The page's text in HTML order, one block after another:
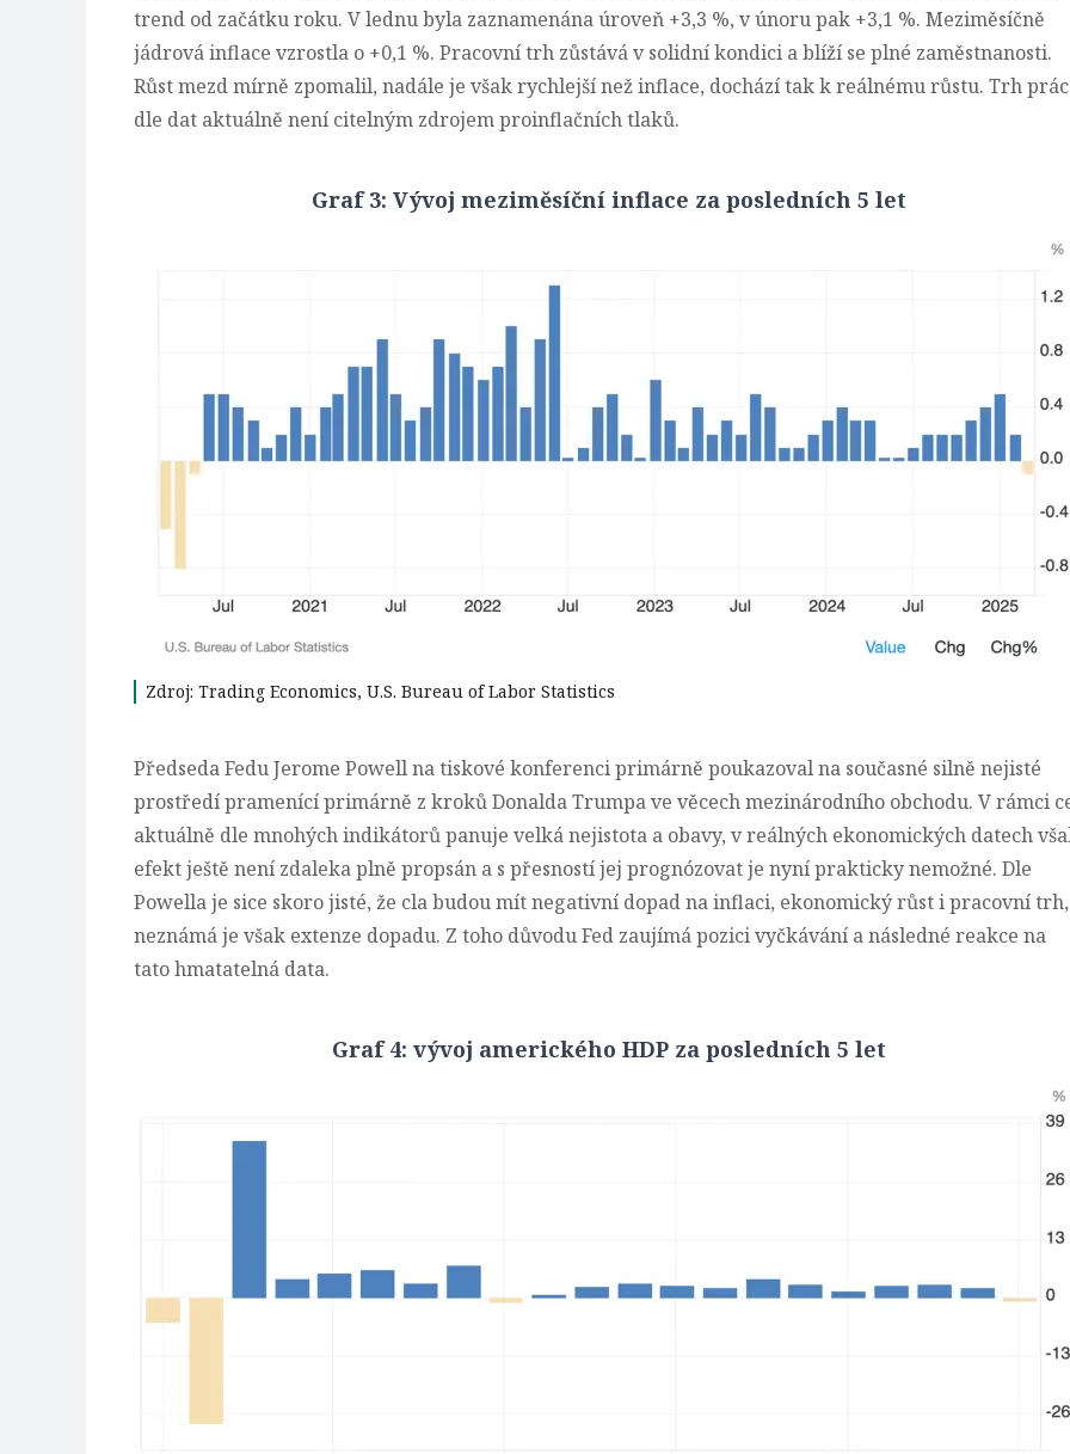
trend od začátku roku. V lednu byla zaznamenána úroveň +3,3 %, v únoru pak +3,1 %. Meziměsíčně
jádrová inflace vzrostla o +0,1 %. Pracovní trh zůstává v solidní kondici a blíží se plné zaměstnanosti.
Růst mezd mírně zpomalil, nadále je však rychlejší než inflace, dochází tak k reálnému růstu. Trh
dle dat aktuálně není citelným zdrojem proinflačních tlaků.
Graf 3: Vývoj meziměsíční inflace za posledních 5 let
Zdroj: Trading Economics, U.S. Bureau of Labor Statistics
Předseda Fedu Jerome Powell na tiskové konferenci primárně poukazoval na současné silně nejisté
prostředí pramenící primárně z kroků Donalda Trumpa ve věcech mezinárodního obchodu. V rámci
aktuálně dle mnohých indikátorů panuje velká nejistota a obavy, v reálných ekonomických datech
efekt ještě není zdaleka plně propsán a s přesností jej prognózovat je nyní prakticky nemožné. Dle
Powella je sice skoro jisté, že cla budou mít negativní dopad na inflaci, ekonomický růst i pracovní trh,
neznámá je však extenze dopadu. Z toho důvodu Fed zaujímá pozici vyčkávání a následné reakce na
tato hmatatelná data.
Graf 4: vývoj amerického HDP za posledních 5 let